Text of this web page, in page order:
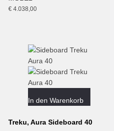
€4.038,00
In den Warenkorb
Treku, Aura Sideboard 40